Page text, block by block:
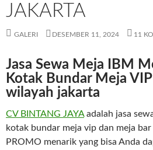
JAKARTA
GALERI DESEMBER 11, 2024 11
Jasa Sewa Meja IBM
Kotak Bundar Meja
wilayah jakarta
CV BINTANG JAYAadalah jasa
kotak bundar meja vip dan meja
PROMO menarik yang bisa Anda